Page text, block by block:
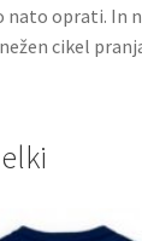
nato oprati. In
cikel